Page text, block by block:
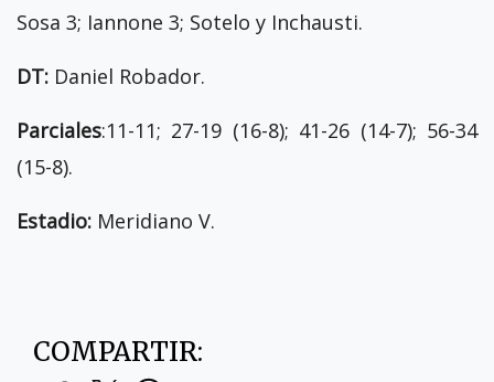
Sosa 3; Iannone 3; Sotelo y Inchausti.
DT: Daniel Robador.
Parciales:11-11; 27-19 (16-8); 41-26 (14-7); 56-34
(15-8).
Estadio: Meridiano V.
COMPARTIR: